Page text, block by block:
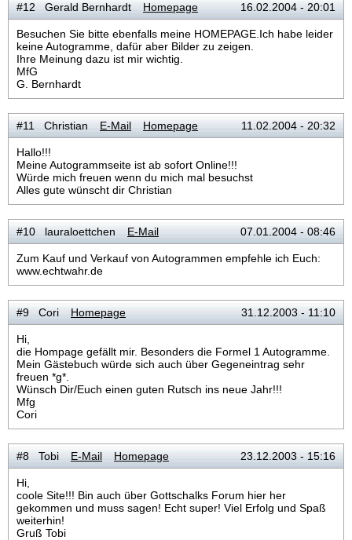
#12 Gerald Bernhardt Homepage 16.02.2004 - 20:01
Besuchen Sie bitte ebenfalls meine HOMEPAGE.Ich habe leider
keine Autogramme, dafür aber Bilder zu zeigen.
Ihre Meinung dazu ist mir wichtig.
MfG
G. Bernhardt
#11 Christian E-Mail Homepage 11.02.2004 - 20:32
Hallo!!!
Meine Autogrammseite ist ab sofort Online!!!
Würde mich freuen wenn du mich mal besuchst
Alles gute wünscht dir Christian
#10 lauraloettchen E-Mail 07.01.2004 - 08:46
Zum Kauf und Verkauf von Autogrammen empfehle ich Euch:
www.echtwahr.de
#9 Cori Homepage 31.12.2003 - 11:10
Hi,
die Hompage gefällt mir. Besonders die Formel 1 Autogramme.
Mein Gästebuch würde sich auch über Gegeneintrag sehr
freuen *g*.
Wünsch Dir/Euch einen guten Rutsch ins neue Jahr!!!
Mfg
Cori
#8 Tobi E-Mail Homepage 23.12.2003 - 15:16
Hi,
coole Site!!! Bin auch über Gottschalks Forum hier her
gekommen und muss sagen! Echt super! Viel Erfolg und Spaß
weiterhin!
Gruß Tobi